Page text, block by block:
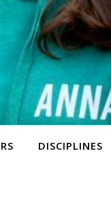
DISCIPLINES